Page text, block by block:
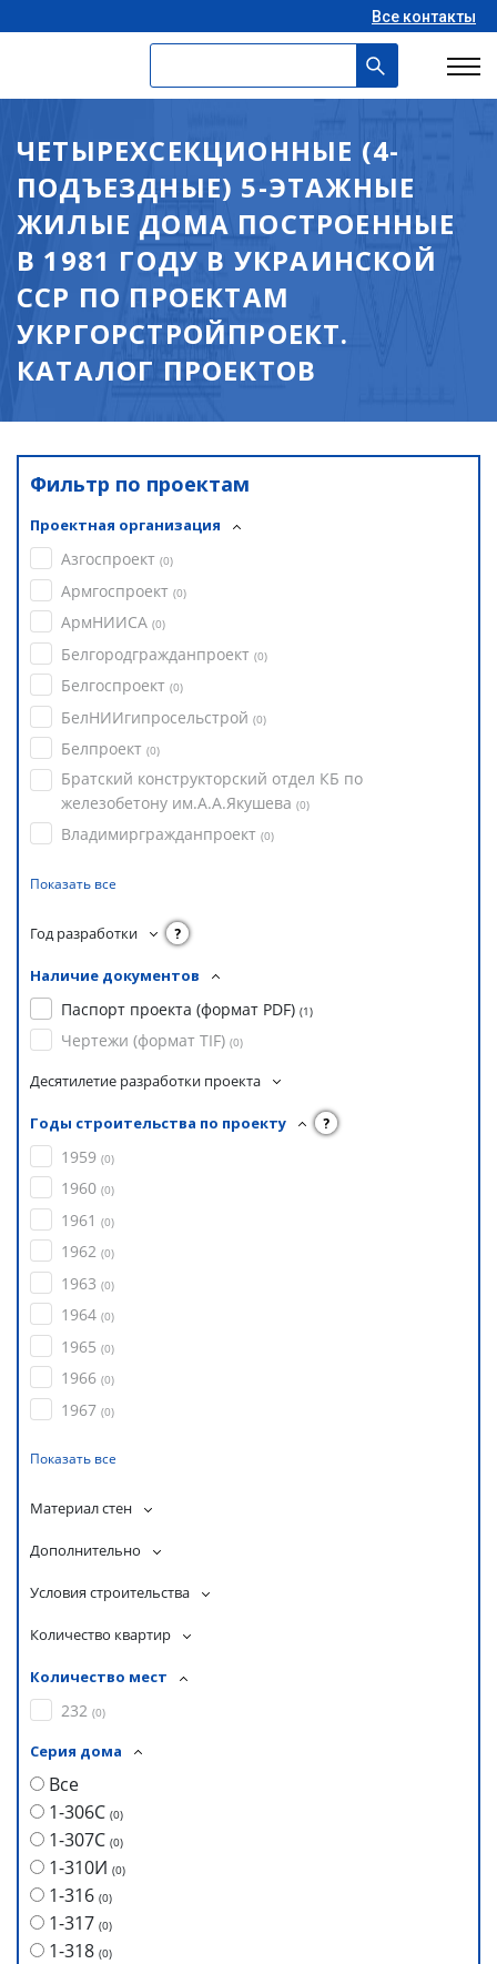
Все контакты
ЧЕТЫРЕХСЕКЦИОННЫЕ (4-
ПОДЪЕЗДНЫЕ) 5-ЭТАЖНЫЕ
ЖИЛЫЕ ДОМА ПОСТРОЕННЫЕ
В 1981 ГОДУ В УКРАИНСКОЙ
ССР ПО ПРОЕКТАМ
УКРГОРСТРОЙПРОЕКТ.
КАТАЛОГ ПРОЕКТОВ
Фильтр по проектам
Проектная организация
Азгоспроект (0)
Армгоспроект (0)
АрмНИИСА (0)
Белгородгражданпроект (0)
Белгоспроект (0)
БелНИИгипросельстрой (0)
Белпроект (0)
Братский конструкторский отдел КБ по
железобетону им.А.А.Якушева (0)
Владимиргражданпроект (0)
Показать все
Год разработки ?
Наличие документов
Паспорт проекта (формат PDF) (1)
Чертежи (формат TIF) (0)
Десятилетие разработки проекта
Годы строительства по проекту ?
1959 (0)
1960 (0)
1961 (0)
1962 (0)
1963 (0)
1964 (0)
1965 (0)
1966 (0)
1967 (0)
Показать все
Материал стен
Дополнительно
Условия строительства
Количество квартир
Количество мест
232 (0)
Серия дома
Все
1-306С (0)
1-307С (0)
1-310И (0)
1-316 (0)
1-317 (0)
1-318 (0)